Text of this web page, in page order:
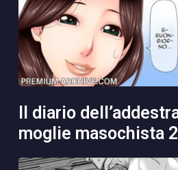
moglie masochista 2